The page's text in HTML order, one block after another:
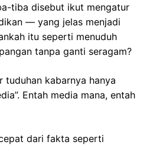
tiba disebut ikut mengatur
— yang jelas menjadi
itu seperti menuduh
tanpa ganti seragam?
tuduhan kabarnya hanya
Entah media mana, entah
dari fakta seperti